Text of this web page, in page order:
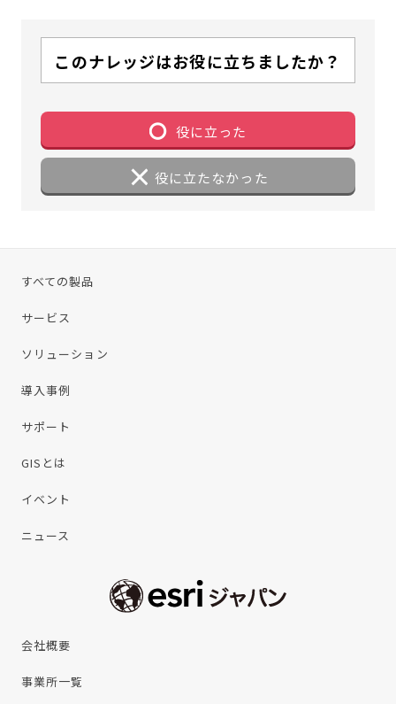
このナレッジはお役に立ちましたか？
役に立った
役に立たなかった
すべての製品
サービス
ソリューション
導入事例
サポート
GISとは
イベント
ニュース
会社概要
事業所一覧